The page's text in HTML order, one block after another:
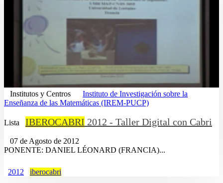
Institutos y Centros
Instituto de Investigación sobre la
Enseñanza de las Matemáticas (IREM-PUCP)
Lista IBEROCABRI 2012 - Taller Digital con Cabri
07 de Agosto de 2012
PONENTE: DANIEL LÉONARD (FRANCIA)...
2012 iberocabri